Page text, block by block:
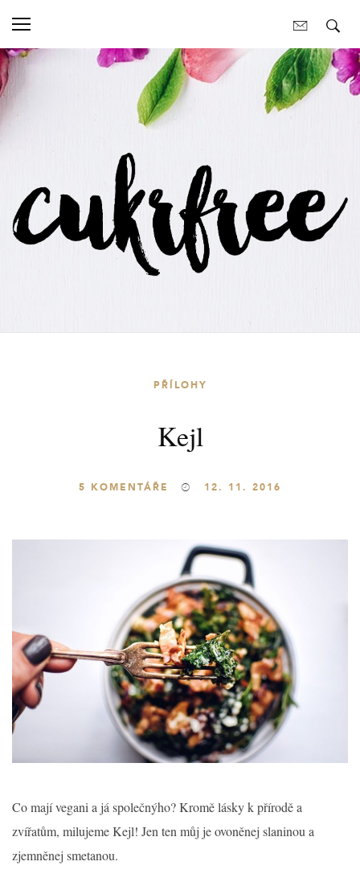
PŘÍLOHY
Kejl
5 KOMENTÁŘE 12. 11. 2016
Co mají vegani a já společnýho? Kromě lásky k přírodě a
zvířatům, milujeme Kejl! Jen ten můj je ovoněnej slaninou a
zjemněnej smetanou.